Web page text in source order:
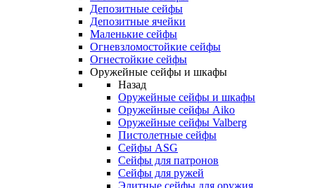
Депозитные сейфы
Депозитные ячейки
Маленькие сейфы
Огневзломостойкие сейфы
Огнестойкие сейфы
Оружейные сейфы и шкафы
Назад
Оружейные сейфы и шкафы
Оружейные сейфы Aiko
Оружейные сейфы Valberg
Пистолетные сейфы
Сейфы ASG
Сейфы для патронов
Сейфы для ружей
Элитные сейфы для оружия